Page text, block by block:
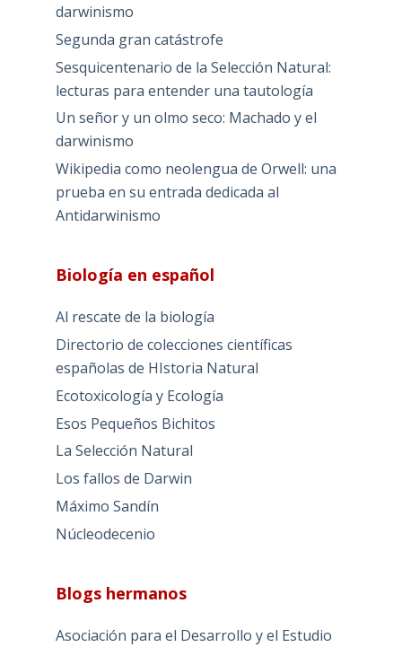
darwinismo
Segunda gran catástrofe
Sesquicentenario de la Selección Natural:
lecturas para entender una tautología
Un señor y un olmo seco: Machado y el
darwinismo
Wikipedia como neolengua de Orwell: una
prueba en su entrada dedicada al
Antidarwinismo
Biología en español
Al rescate de la biología
Directorio de colecciones científicas
españolas de HIstoria Natural
Ecotoxicología y Ecología
Esos Pequeños Bichitos
La Selección Natural
Los fallos de Darwin
Máximo Sandín
Núcleodecenio
Blogs hermanos
Asociación para el Desarrollo y el Estudio